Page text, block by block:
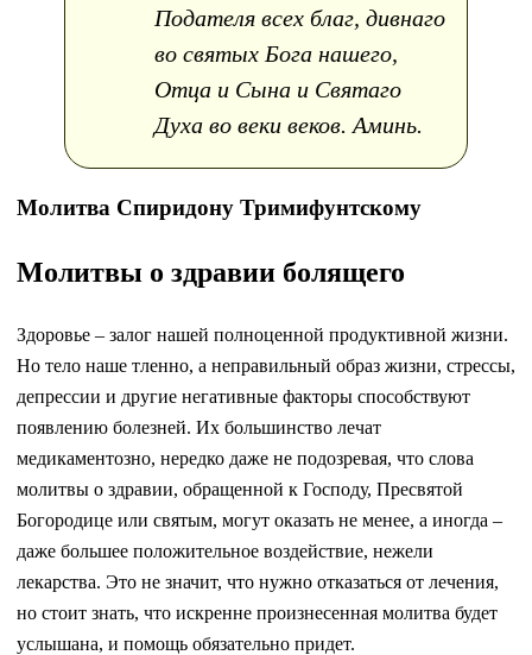
Подателя всех благ, дивнаго
во святых Бога нашего,
Отца и Сына и Святаго
Духа во веки веков. Аминь.
Молитва Спиридону Тримифунтскому
Молитвы о здравии болящего
Здоровье – залог нашей полноценной продуктивной жизни.
Но тело наше тленно, а неправильный образ жизни, стрессы,
депрессии и другие негативные факторы способствуют
появлению болезней. Их большинство лечат
медикаментозно, нередко даже не подозревая, что слова
молитвы о здравии, обращенной к Господу, Пресвятой
Богородице или святым, могут оказать не менее, а иногда –
даже большее положительное воздействие, нежели
лекарства. Это не значит, что нужно отказаться от лечения,
но стоит знать, что искренне произнесенная молитва будет
услышана, и помощь обязательно придет.